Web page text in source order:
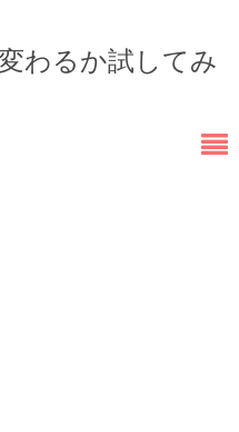
わるか試してみ